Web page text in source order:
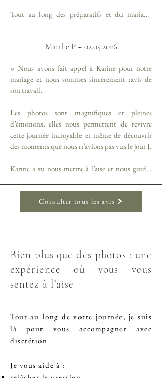
Tout au long des préparatifs et du mariage,
Volt à cette journée, et elle a réussi à le faire avec
beaucoup de naturel. Ces photos comptent
énormément pour nous aujourd’hui. Nous
spontanés et sincères qui nous ressemblent
vraiment.
Marthe P ~ 02.05.2026
« Nous avons fait appel à Karine pour notre
mariage et nous sommes sincèrement ravis de
son travail.
Les photos sont magnifiques et pleines
d’émotions, elles nous permettent de revivre
cette journée incroyable et même de découvrir
des moments que nous n’avions pas vus le jour J.
Karine a su nous mettre à l’aise et nous guider
poses.
Nous adorons son regard sur les détails, les
Nous recommandons Karine sans aucune
hésitation à tous les futurs mariés qui
recherchent une photographe de mariage en
»
Consulter tous les avis
Bien plus que des photos : une
expérience où vous vous
sentez à l’aise
Tout au long de votre journée, je suis
là pour vous accompagner avec
discrétion.
Je vous aide à :